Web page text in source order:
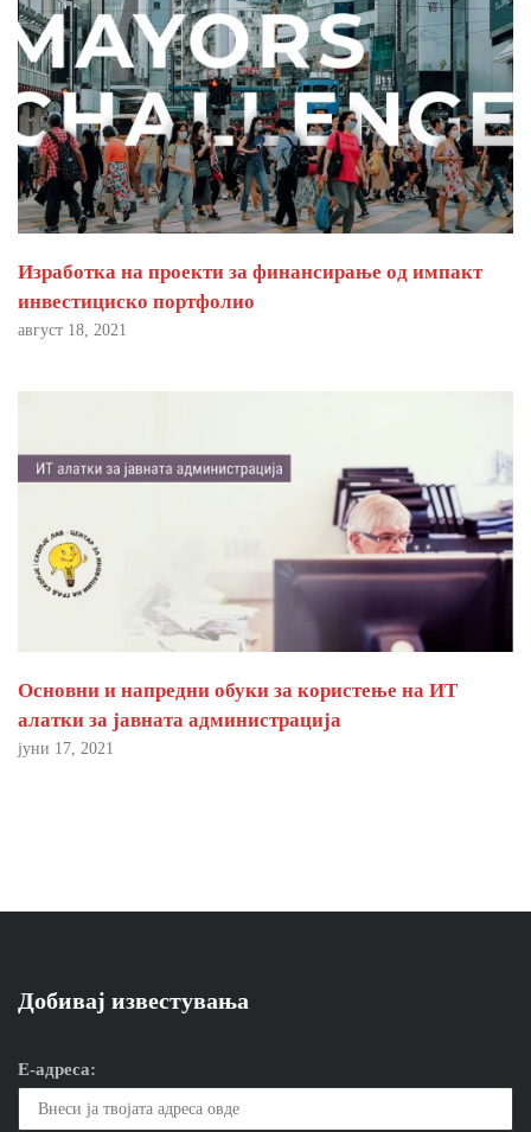
Изработка на проекти за финансирање од импакт
инвестициско портфолио
август 18, 2021
Основни и напредни обуки за користење на ИТ
алатки за јавната администрација
јуни 17, 2021
Добивај известувања
Е-адреса: